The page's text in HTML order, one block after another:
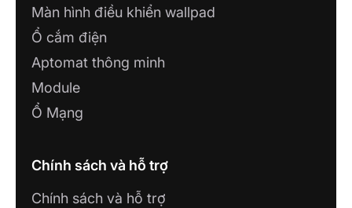
Màn hình điều khiển wallpad
Ổ cắm điện
Aptomat thông minh
Module
Ổ Mạng
Chính sách và hỗ trợ
Chính sách và hỗ trợ